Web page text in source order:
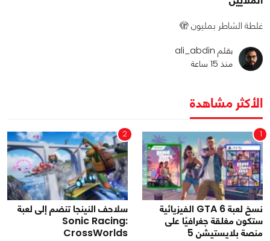
غلطة الشاطر بمليون 🫣
بقلم ali_abdin
منذ 15 ساعة
الأكثر مشاهدة
1
نسخ لعبة GTA 6 الفيزيائية
ستكون مغلقة جغرافيًا على
منصة بلايستيشن 5
2
سلاحف النينجا تنضم إلى لعبة
Sonic Racing:
CrossWorlds